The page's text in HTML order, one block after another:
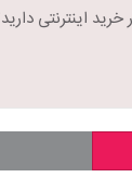
اینترنتی